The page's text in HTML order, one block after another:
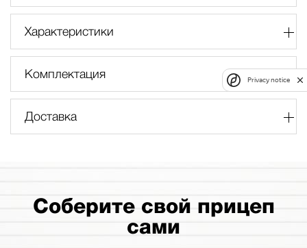
Характеристики
Комплектация
Доставка
Соберите свой прицеп
сами
Privacy notice